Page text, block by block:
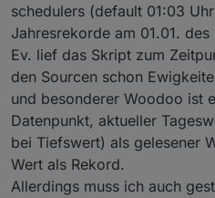
schedulers (default 01:03
Jahresrekorde am 01.01. des
Ev. lief das Skript zum
den Sourcen schon
und besonderer Woodoo ist
Datenpunkt, aktueller
bei Tiefswert) als gelesener
Wert als Rekord.
Allerdings muss ich auch